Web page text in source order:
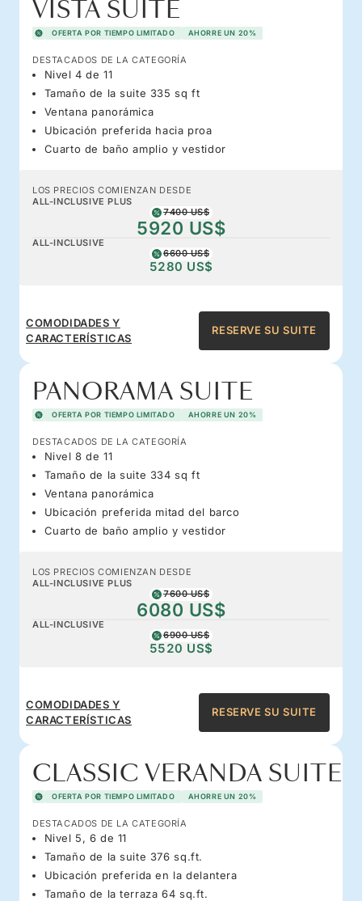
VISTA SUITE
OFERTA POR TIEMPO LIMITADO AHORRE UN 20%
DESTACADOS DE LA CATEGORÍA
Nivel 4 de 11
Tamaño de la suite 335 sq ft
Ventana panorámica
Ubicación preferida hacia proa
Cuarto de baño amplio y vestidor
LOS PRECIOS COMIENZAN DESDE
ALL-INCLUSIVE PLUS
7400 US$
5920 US$
ALL-INCLUSIVE
6600 US$
5280 US$
COMODIDADES Y
CARACTERÍSTICAS
RESERVE SU SUITE
PANORAMA SUITE
OFERTA POR TIEMPO LIMITADO AHORRE UN 20%
DESTACADOS DE LA CATEGORÍA
Nivel 8 de 11
Tamaño de la suite 334 sq ft
Ventana panorámica
Ubicación preferida mitad del barco
Cuarto de baño amplio y vestidor
LOS PRECIOS COMIENZAN DESDE
ALL-INCLUSIVE PLUS
7600 US$
6080 US$
ALL-INCLUSIVE
6900 US$
5520 US$
COMODIDADES Y
CARACTERÍSTICAS
RESERVE SU SUITE
CLASSIC VERANDA SUITE
OFERTA POR TIEMPO LIMITADO AHORRE UN 20%
DESTACADOS DE LA CATEGORÍA
Nivel 5, 6 de 11
Tamaño de la suite 376 sq.ft.
Ubicación preferida en la delantera
Tamaño de la terraza 64 sq.ft.